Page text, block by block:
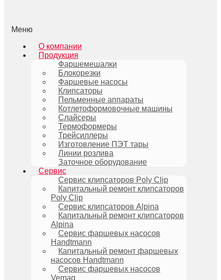
Меню
О компании
Продукция
Фаршемешалки
Блокорезки
Фаршевые насосы
Клипсаторы
Пельменные аппараты
Котлетоформовочные машины
Слайсеры
Термоформеры
Трейсиллеры
Изготовление ПЭТ тары
Линии розлива
Заточное оборудование
Сервис
Сервис клипсаторов Poly Clip
Капитальный ремонт клипсаторов
Poly Clip
Сервис клипсаторов Alpina
Капитальный ремонт клипсаторов
Alpina
Сервис фаршевых насосов
Handtmann
Капитальный ремонт фаршевых
насосов Handtmann
Сервис фаршевых насосов
Vemag